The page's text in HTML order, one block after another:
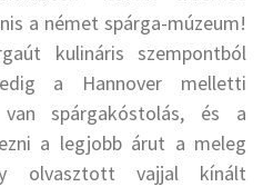
a német spárga-múzeum!
kulináris szempontból
a Hannover melletti
spárgakóstolás, és a
a legjobb árut a meleg
olvasztott vajjal kínált